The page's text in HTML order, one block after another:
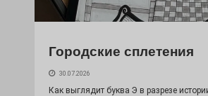
Городские сплетения
30.07.2026
Как выглядит буква Э в разрезе